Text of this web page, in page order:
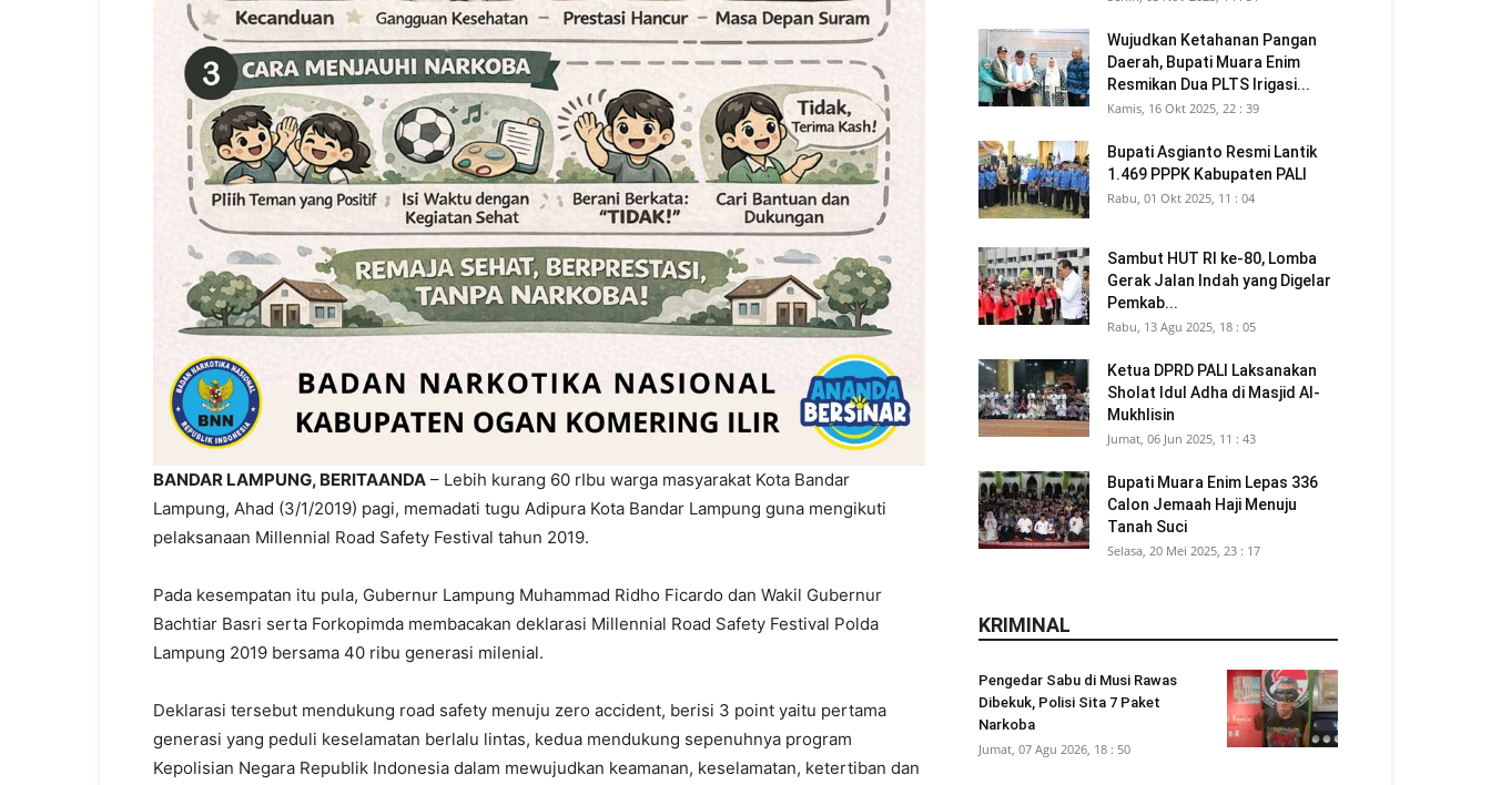
BANDAR LAMPUNG, BERITAANDA – Lebih kurang 60 rIbu warga masyarakat Kota Bandar
Lampung, Ahad (3/1/2019) pagi, memadati tugu Adipura Kota Bandar Lampung guna mengikuti
pelaksanaan Millennial Road Safety Festival tahun 2019.
Pada kesempatan itu pula, Gubernur Lampung Muhammad Ridho Ficardo dan Wakil Gubernur
Bachtiar Basri serta Forkopimda membacakan deklarasi Millennial Road Safety Festival Polda
Lampung 2019 bersama 40 ribu generasi milenial.
Deklarasi tersebut mendukung road safety menuju zero accident, berisi 3 point yaitu pertama
generasi yang peduli keselamatan berlalu lintas, kedua mendukung sepenuhnya program
Kepolisian Negara Republik Indonesia dalam mewujudkan keamanan, keselamatan, ketertiban dan
Wujudkan Ketahanan Pangan
Daerah, Bupati Muara Enim
Resmikan Dua PLTS Irigasi...
Kamis, 16 Okt 2025, 22 : 39
Bupati Asgianto Resmi Lantik
1.469 PPPK Kabupaten PALI
Rabu, 01 Okt 2025, 11 : 04
Sambut HUT RI ke-80, Lomba
Gerak Jalan Indah yang Digelar
Pemkab...
Rabu, 13 Agu 2025, 18 : 05
Ketua DPRD PALI Laksanakan
Sholat Idul Adha di Masjid Al-
Mukhlisin
Jumat, 06 Jun 2025, 11 : 43
Bupati Muara Enim Lepas 336
Calon Jemaah Haji Menuju
Tanah Suci
Selasa, 20 Mei 2025, 23 : 17
KRIMINAL
Pengedar Sabu di Musi Rawas
Dibekuk, Polisi Sita 7 Paket
Narkoba
Jumat, 07 Agu 2026, 18 : 50